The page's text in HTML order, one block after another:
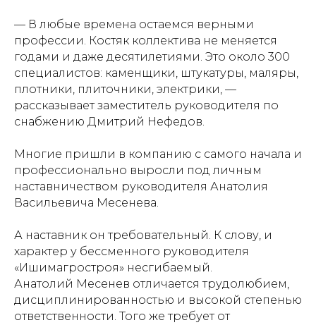
— В любые времена остаемся верными
профессии. Костяк коллектива не меняется
годами и даже десятилетиями. Это около 300
специалистов: каменщики, штукатуры, маляры,
плотники, плиточники, электрики, —
рассказывает заместитель руководителя по
снабжению Дмитрий Нефедов.
Многие пришли в компанию с самого начала и
профессионально выросли под личным
наставничеством руководителя Анатолия
Васильевича Месенева.
А наставник он требовательный. К слову, и
характер у бессменного руководителя
«Ишимагростроя» несгибаемый.
Анатолий Месенев отличается трудолюбием,
дисциплинированностью и высокой степенью
ответственности. Того же требует от